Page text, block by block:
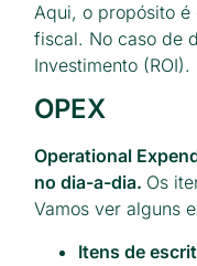
Aqui, o propósito
fiscal. No caso de
Investimento (ROI).
OPEX
Operational
no dia-a-dia. Os
Vamos ver alguns
Itens de